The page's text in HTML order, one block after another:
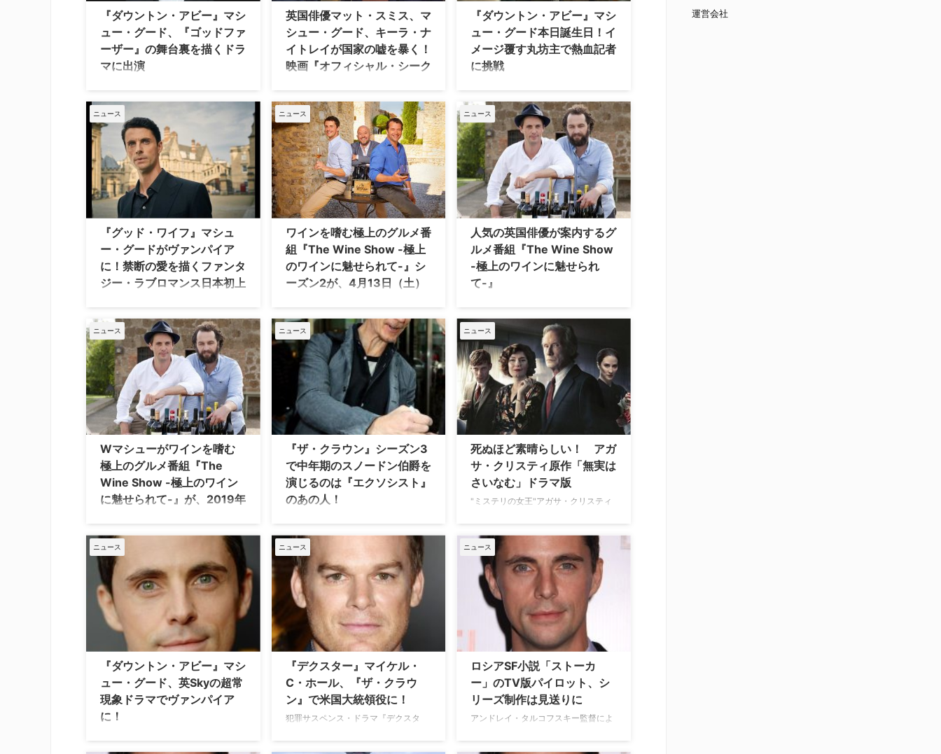
に、過去の未解決事件を専門に扱う
「特別捜査部Q」に配属された刑事カ
ールと、相棒のアクラムが事件の真 …
い、相棒は下半身不随に。復職後は冷
遇され、地下の旧ロッカールームに新
設された「コールドケー …
の予感？ マシューは英Radio Times誌
のインタビューに応じ、今回の映画出
演見送りについて語った。 「第2作目
に出られなかったのは、ちょうど
『ジ・オファ …
『ダウントン・アビー』マシ
ュー・グード、『ゴッドファ
ーザー』の舞台裏を描くドラ
マに出演
が、映画『ゴッドファーザー』の舞台
裏を描く新作ドラマ『The Offer（原
題）』に出演することが明らかとなっ
た。米Deadlineが報じている。 配信サ
ービスParamount+（元CBS All
Access）で製作されるミニシリーズ
『The Of…
英国俳優マット・スミス、マ
シュー・グード、キーラ・ナ
イトレイが国家の嘘を暴く！
映画『オフィシャル・シーク
2003年イラク開戦前夜、英米政府を揺
るがせた告発記事。その記事は英国女
性諜報職員のリークに端を発していた
――。「政府VS告発者」という実話に
基づく映画『オフィシャル・シークレ
ット』は、英国俳優陣が豪華競演する
ことでも話題のポリティカル・サスペ
ンス。8月28日（金）より全国公開と
なる本作から、何を犠牲にしても信念
を貫こ…
『ダウントン・アビー』マシ
ュー・グード本日誕生日！イ
メージ覆す丸坊主で熱血記者
に挑戦
ー・タルボットを演じたマシュー・グ
ード42歳の誕生日。"英国紳士"という
言葉がぴったりな気品溢れる姿の印象
が強いマシューだが、5月22日（金）
より全国公開となる映画『オフィシャ
ル・シークレット』ではこれまでのイ
メージを覆す姿で登場する。その場面
写真を独…
ニュース
『グッド・ワイフ』マシュ
ー・グードがヴァンパイア
に！禁断の愛を描くファンタ
ジー・ラブロマンス日本初上
大人気リーガルドラマ『グッド・ワイ
フ』でジュリアナ・マルグリーズ扮す
るアリシアの恋の相手フィン・ポルマ
ー検事役や、『ダウントン・アビー』
でミシェル・ドッカリー扮するメアリ
ーの夫ヘンリー・タルボットを務めた
英国俳優マシュー・グード。彼が主演
する英国ドラマ『ディスカバリー・オ
ブ・ウィッチズ ～第1章 魔女の目覚め
～』を、4…
ニュース
ワインを嗜む極上のグルメ番
組『The Wine Show -極上
のワインに魅せられて-』シ
ーズン2が、4月13日（土）
英国の人気俳優たちがワインのエキス
パートとともにワインの奥深さや素晴
らしさ、さらにはラベルの裏に潜む魅
力を追求していく極上のグルメ番組
『The Wine Show -極上のワインに魅
せられて-』。そのシーズン2が、4月
13日（土）よりWOWOWプライムにて
日本初放送となる。 【関連記事】世界
を虜にするイケメン英国俳優た…
ニュース
人気の英国俳優が案内するグ
ルメ番組『The Wine Show
-極上のワインに魅せられ
て-』
フ』『ダウントン・アビー』）とマシ
ュー・リース（『ブラザーズ＆シスタ
ーズ』『ジ・アメリカンズ』）がワイ
ンのエキスパートとともにワインの魅
力を追求するグルメ番組『The Wine
Show -極上のワインに魅せられて-』
がWOWOWプライムにて放送中。そ
ニュース
Wマシューがワインを嗜む
極上のグルメ番組『The
Wine Show -極上のワイン
に魅せられて-』が、2019年
リーガルドラマ『グッド・ワイフ』の
フィン役や英国ドラマ『ダウントン・
アビー』のヘンリー役で知られるマシ
ュー・グードと、サスペンスドラマ
『ジ・アメリカンズ 極秘潜入スパ
イ』で本年度エミー賞ドラマ・シリー
ズ部門主演男優賞に輝いたマシュー・
リスが共演した極上のグルメ番組
『The Wine Show -極上のワインに魅
せられて…
ニュース
『ザ・クラウン』シーズン3
で中年期のスノードン伯爵を
演じるのは『エクソシスト』
のあの人！
ン』。シーズン3で、ドラマ版『エク
ソシスト 孤島の悪魔』でマーカス・
キーン神父を演じたベン・ダニエルズ
が、中年期のスノードン伯爵を演じる
ことが明らかになった。米TV Lineが
報じている。 【関連記事】『ザ・クラ
ウン』直撃インタビュー：クレア・フ
ニュース
死ぬほど素晴らしい！ アガ
サ・クリスティ原作「無実は
さいなむ」ドラマ版
"ミステリの女王"アガサ・クリスティ
『Ordeal by Innocence（原題）』
が、イギリスのミステリ愛好家たちに
好評だ。3話構成のフーダニット（犯
人を当てる形式の推理モノ）で、4月1
日から毎週一話ずつ放送されている。
一度は放送中止の危機に見舞わ…
ニュース
『ダウントン・アビー』マシ
ュー・グード、英Skyの超常
現象ドラマでヴァンパイア
に！
ニュース
『デクスター』マイケル・
C・ホール、『ザ・クラウ
ン』で米国大統領役に！
犯罪サスペンス・ドラマ『デクスタ
ニュース
ロシアSF小説「ストーカ
ー」のTV版パイロット、シ
リーズ制作は見送りに
アンドレイ・タルコフスキー監督によ
運営会社